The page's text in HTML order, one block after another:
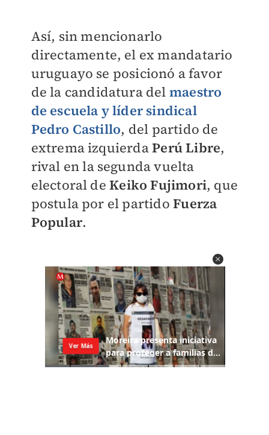
Así, sin mencionarlo
directamente, el ex mandatario
uruguayo se posicionó a favor
de la candidatura del maestro
de escuela y líder sindical
Pedro Castillo, del partido de
extrema izquierdaPerú Libre,
rival en la segunda vuelta
electoral deKeiko Fujimori, que
postula por el partidoFuerza
Popular.